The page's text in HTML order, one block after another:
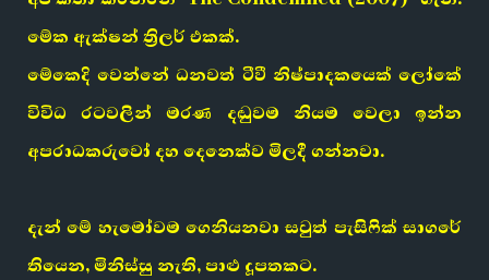
මේක ඇක්ෂන් ත්‍රිලර් එකක්.
මේකෙදි වෙන්නේ ධනවත් ටීවී නිෂ්පාදකයෙක් ලෝකේ
විවිධ රටවලින් මරණ දඬුවම නියම වෙලා ඉන්න
අපරාධකරුවෝ දහ දෙනෙක්ව මිලදී ගන්නවා.
දැන් මේ හැමෝවම ගෙනියනවා සවුත් පැසිෆික් සාගරේ
තියෙන, මිනිස්සු නැති, පාළු දූපතකට.